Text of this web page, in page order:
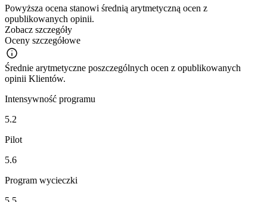
Powyższa ocena stanowi średnią arytmetyczną ocen z
opublikowanych opinii.
Zobacz szczegóły
Oceny szczegółowe
Średnie arytmetyczne poszczególnych ocen z opublikowanych
opinii Klientów.
Intensywność programu
5.2
Pilot
5.6
Program wycieczki